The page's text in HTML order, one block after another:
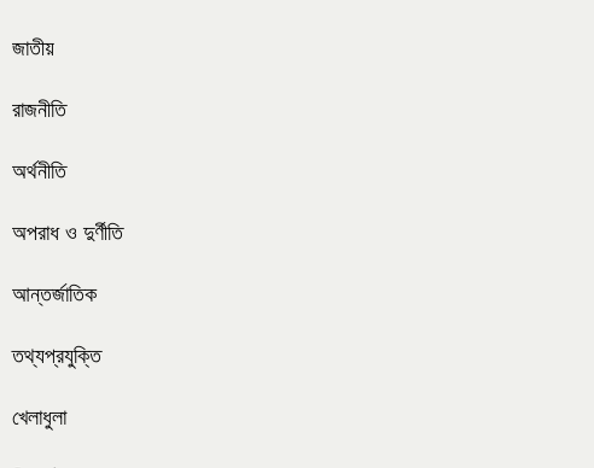
জাতীয়
রাজনীতি
অর্থনীতি
অপরাধ ও দুর্ণীতি
আন্তর্জাতিক
তথ্যপ্রযুক্তি
খেলাধুলা